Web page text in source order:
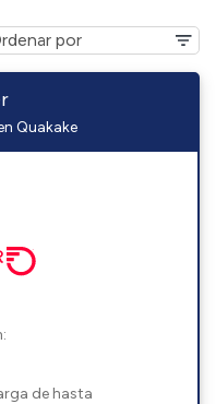
Quakake
de hasta